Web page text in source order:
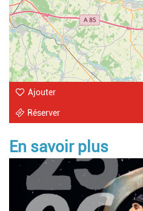
Ajouter
Réserver
En savoir plus